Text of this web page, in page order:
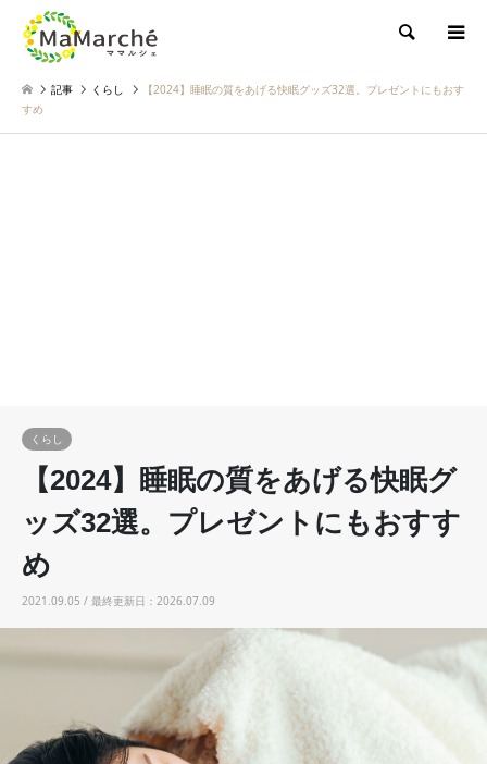
検索
記事 くらし
【2024】睡眠の質をあげる快眠グッズ32選。プレゼントにもおす
すめ
くらし
【2024】睡眠の質をあげる快眠グ
ッズ32選。プレゼントにもおすす
め
2021.09.05 / 最終更新日：2026.07.09